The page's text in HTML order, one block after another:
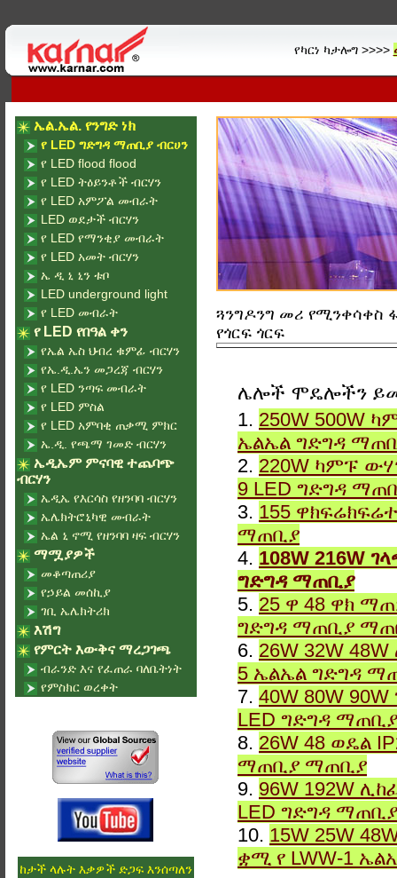
የካርነ ካታሎግ >>>>
ጓንግዶንግ መሪ የሚንቀሳቀስ
የጎርፍ ጎርፍ
ሌሎች ሞዴሎችን
1. 250W 500W
ኤልኤል ግድግዳ
2. 220W ካምፑ
9 LED ግድግዳ
3. 155
ማጠቢያ
4. 108W 216W
ግድግዳ ማጠቢያ
5. 25 ዋ 48 ዋክ
ግድግዳ ማጠቢያ
6. 26W 32W
5 ኤልኤል ግድግዳ
7. 40W 80W
LED ግድግዳ ማጠቢያ
8. 26W 48 ወዴል
ማጠቢያ ማጠቢያ
9. 96W 192W
LED ግድግዳ ማጠቢያ
10. 15W 25W
ቋሚ የ LWW-1
ኤል.ኤል. የንግድ ነክ
የ LED ግድግዳ ማጠቢያ ብርሀን
የ LED flood flood
የ LED ትዕይንቶች ብርሃን
የ LED አምፖል መብራት
LED ወደታች ብርሃን
የ LED የማንቂያ መብራት
የ LED አመት ብርሃን
ኤ ዲ ኒ ኒን ቱቦ
LED underground light
የ LED መብራት
የ LED የበዓል ቀን
የኤል ኤስ ህብረ ቁምፊ ብርሃን
የኤ.ዲ.ኤን መጋረጃ ብርሃን
የ LED ንጣፍ መብራት
የ LED ምስል
የ LED አምባቂ ጠቃሚ ምክር
ኤ.ዲ. የጫማ ገመድ ብርሃን
ኤዲኤም ምናባዊ ተጨባጭ
ብርሃን
ኤዲኤ የእርሳስ የዘንባባ ብርሃን
ኤሌክትሮኒካዊ መብራት
ኤል ኒ ኖሚ የዘንባባ ዛፍ ብርሃን
ማሟያዎች
መቆጣጠሪያ
የኃይል መሰኪያ
ገቢ ኤሌክትሪክ
እሽግ
የምርት እውቅና ማረጋገጫ
ብራንድ እና የፈጠራ ባለቤትነት
የምስክር ወረቀት
ከታች ላሉት እቃዎች ድጋፍ እንሰጣለን